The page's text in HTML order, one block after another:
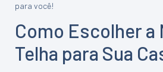
para você!
Como Escolher a
Telha para Sua